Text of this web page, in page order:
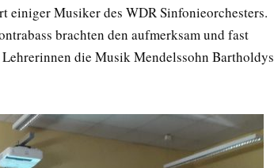
einiger Musiker des WDR Sinfonieorchesters.
brachten den aufmerksam und fast
die Musik Mendelssohn Bartholdys